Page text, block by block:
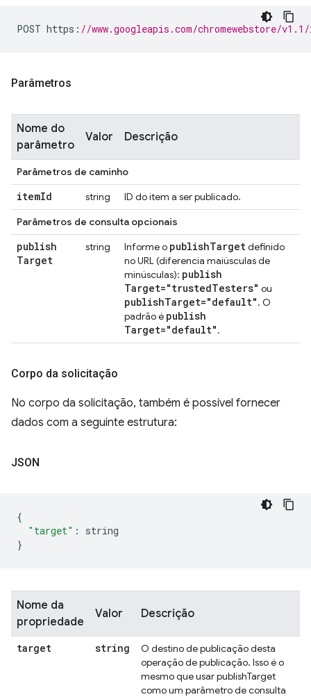
POST https : //www.googleapis.com/chromewebstore/
Parâmetros
Nome do
parâmetro
Valor Descrição
Parâmetros de caminho
itemId string
ID do item a ser publicado.
Parâmetros de consulta opcionais
publish
Target
string Informe o publishTargetdefinido
no URL (diferencia maiúsculas de
minúsculas): publish
Target="trustedTesters" ou
publishTarget="default". O
padrão é publish
Target="default".
Corpo da solicitação
No corpo da solicitação, também é possível fornecer
dados com a seguinte estrutura:
JSON
{
"target" :
string
}
Nome da
propriedade
Valor Descrição
target string
O destino de publicação desta
operação de publicação. Isso é o
mesmo que usar publishTarget
como um parâmetro de consulta